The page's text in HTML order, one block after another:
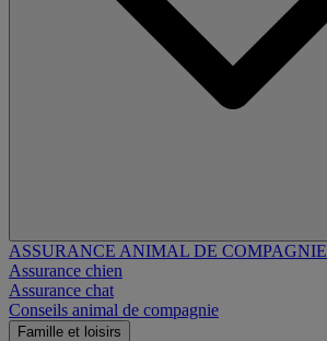
ASSURANCE ANIMAL DE COMPAGNIE
Assurance chien
Assurance chat
Conseils animal de compagnie
Famille et loisirs